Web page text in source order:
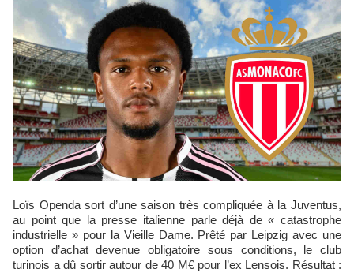
Loïs Openda sort d’une saison très compliquée à la Juventus,
au point que la presse italienne parle déjà de « catastrophe
industrielle » pour la Vieille Dame. Prêté par Leipzig avec une
option d’achat devenue obligatoire sous conditions, le club
turinois a dû sortir autour de 40 M€ pour l’ex Lensois. Résultat :